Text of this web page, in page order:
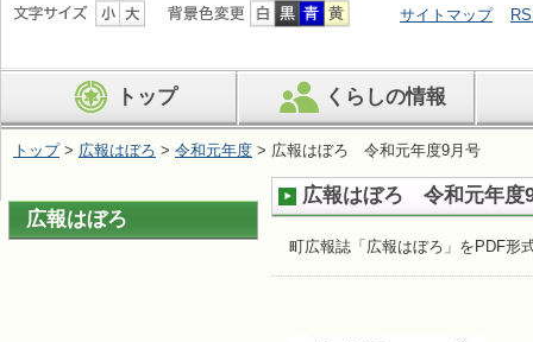
ビ
ン
を
す
サイトマップ
トップ くらしの情報
トップ> 広報はぼろ > 令和元年度 > 広報はぼろ 令和元年度9月号
広報はぼろ 令和元年度
町広報誌「広報はぼろ」をPDF形
広報はぼろ